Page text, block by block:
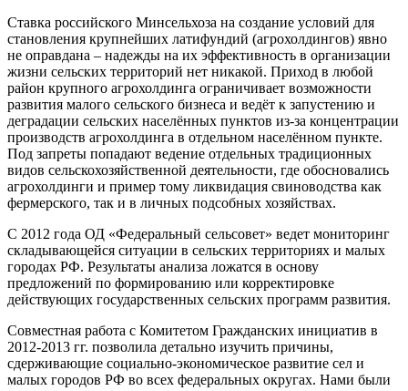
Ставка российского Минсельхоза на создание условий для
становления крупнейших латифундий (агрохолдингов) явно
не оправдана – надежды на их эффективность в организации
жизни сельских территорий нет никакой. Приход в любой
район крупного агрохолдинга ограничивает возможности
развития малого сельского бизнеса и ведёт к запустению и
деградации сельских населённых пунктов из-за концентрации
производств агрохолдинга в отдельном населённом пункте.
Под запреты попадают ведение отдельных традиционных
видов сельскохозяйственной деятельности, где обосновались
агрохолдинги и пример тому ликвидация свиноводства как
фермерского, так и в личных подсобных хозяйствах.
С 2012 года ОД «Федеральный сельсовет» ведет мониторинг
складывающейся ситуации в сельских территориях и малых
городах РФ. Результаты анализа ложатся в основу
предложений по формированию или корректировке
действующих государственных сельских программ развития.
Совместная работа с Комитетом Гражданских инициатив в
2012-2013 гг. позволила детально изучить причины,
сдерживающие социально-экономическое развитие сел и
малых городов РФ во всех федеральных округах. Нами были